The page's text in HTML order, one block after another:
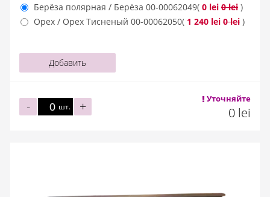
Берёза полярная / Берёза 00-00062049( 0 lei 0 lei )
Орех / Орех Тисненый 00-00062050( 1 240 lei 0 lei )
Добавить
шт. +
- Уточняйте
0 lei